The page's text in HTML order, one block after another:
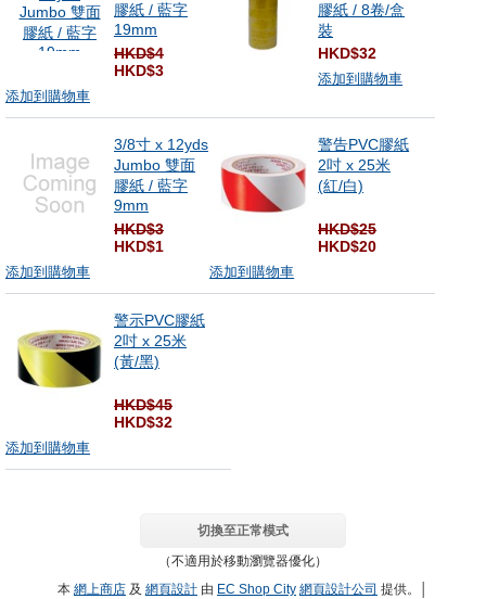
膠紙 / 藍字
19mm
HKD$4
HKD$3
添加到購物車
膠紙 / 8卷/盒
裝
HKD$32
添加到購物車
3/8寸 x 12yds
Jumbo 雙面
膠紙 / 藍字
9mm
HKD$3
HKD$1
添加到購物車
警告PVC膠紙
2吋 x 25米
(紅/白)
HKD$25
HKD$20
添加到購物車
警示PVC膠紙
2吋 x 25米
(黃/黑)
HKD$45
HKD$32
添加到購物車
切換至正常模式
（不適用於移動瀏覽器優化）
本 網上商店 及 網頁設計 由 EC Shop City 網頁設計公司 提供。│